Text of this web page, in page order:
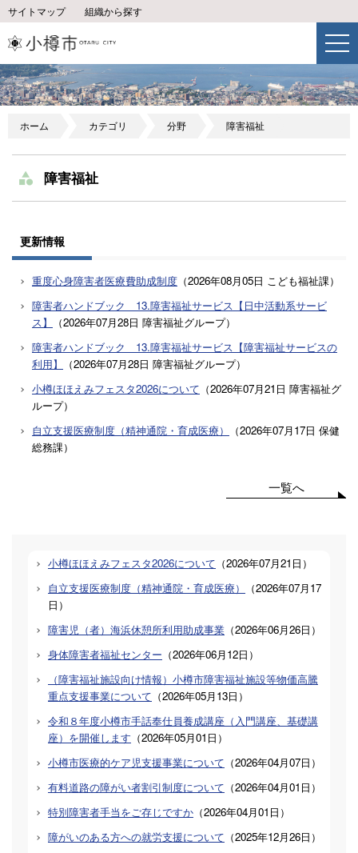
サイトマップ 組織から探す
ホーム カテゴリ 分野 障害福祉
障害福祉
更新情報
重度心身障害者医療費助成制度 （2026年08月05日 こども福祉課）
障害者ハンドブック 13.障害福祉サービス【日中活動系サービ
ス】
（2026年07月28日 障害福祉グループ）
障害者ハンドブック 13.障害福祉サービス【障害福祉サービスの
利用】
（2026年07月28日 障害福祉グループ）
小樽ほほえみフェスタ2026について （2026年07月21日 障害福祉グ
ループ）
自立支援医療制度（精神通院・育成医療）
（2026年07月17日 保健
総務課）
一覧へ
小樽ほほえみフェスタ2026について （2026年07月21日 ）
自立支援医療制度（精神通院・育成医療）
（2026年07月17
日 ）
障害児（者）海浜休憩所利用助成事業 （2026年06月26日 ）
身体障害者福祉センター （2026年06月12日 ）
（障害福祉施設向け情報）小樽市障害福祉施設等物価高騰
重点支援事業について （2026年05月13日 ）
令和８年度小樽市手話奉仕員養成講座（入門講座、基礎講
座）を開催します （2026年05月01日 ）
小樽市医療的ケア児支援事業について （2026年04月07日 ）
有料道路の障がい者割引制度について （2026年04月01日 ）
特別障害者手当をご存じですか （2026年04月01日 ）
障がいのある方への就労支援について （2025年12月26日 ）